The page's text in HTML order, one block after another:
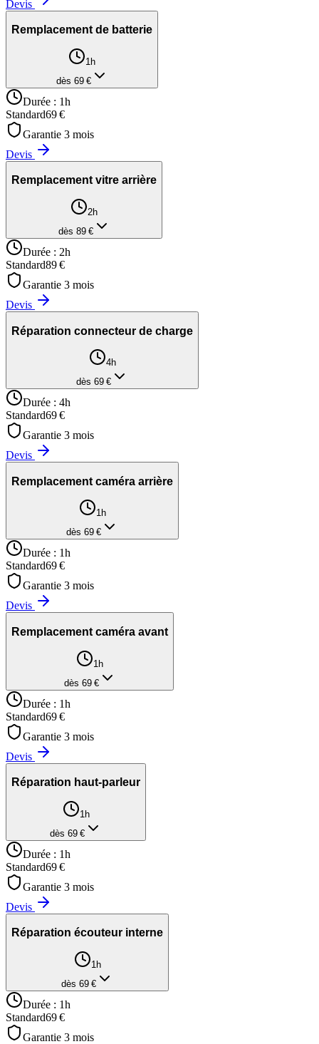
Devis
Remplacement de batterie
1h
dès 69€
Durée : 1h
Standard69€
Garantie 3 mois
Devis
Remplacement vitre arrière
2h
dès 89€
Durée : 2h
Standard89€
Garantie 3 mois
Devis
Réparation connecteur de charge
4h
dès 69 €
Durée : 4h
Standard69€
Garantie 3 mois
Devis
Remplacement caméra arrière
1h
dès 69 €
Durée : 1h
Standard69€
Garantie 3 mois
Devis
Remplacement caméra avant
1h
dès 69€
Durée : 1h
Standard69€
Garantie 3 mois
Devis
Réparation haut-parleur
1h
dès 69 €
Durée : 1h
Standard69€
Garantie 3 mois
Devis
Réparation écouteur interne
1h
dès 69 €
Durée : 1h
Standard69€
Garantie 3 mois